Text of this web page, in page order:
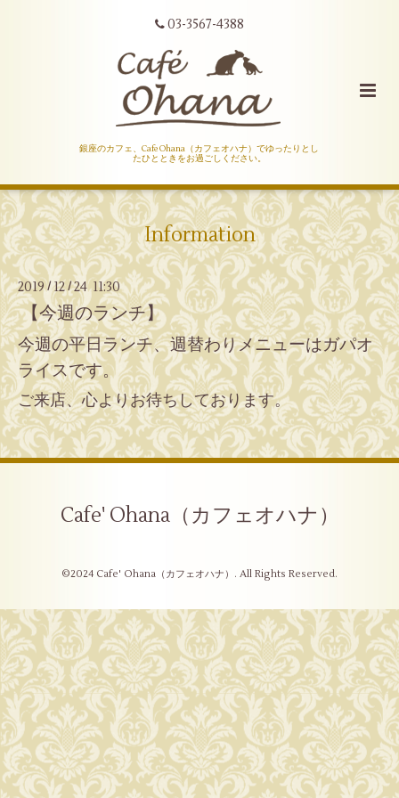
03-3567-4388
銀座のカフェ、Cafe Ohana（カフェオハナ）でゆったりとし
たひとときをお過ごしください。
Information
2019/12 /24 11:30
【今週のランチ】
今週の平日ランチ、週替わりメニューはガパオ
ライスです。
ご来店、心よりお待ちしております。
Cafe' Ohana（カフェオハナ）
©2024 Cafe' Ohana（カフェオハナ） . All Rights Reserved.